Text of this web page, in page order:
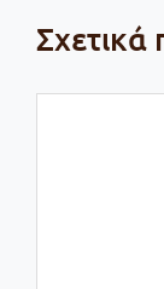
Σχετικά